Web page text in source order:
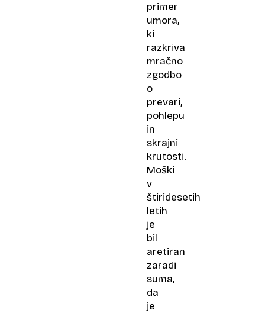
primer
umora,
ki
razkriva
mračno
zgodbo
o
prevari,
pohlepu
in
skrajni
krutosti.
Moški
v
štiridesetih
letih
je
bil
aretiran
zaradi
suma,
da
je